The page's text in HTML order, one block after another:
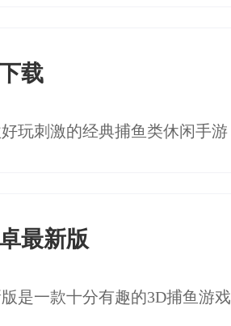
载
最新版